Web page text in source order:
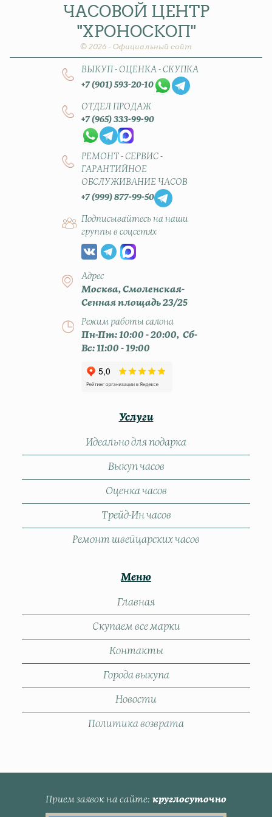
ЧАСОВОЙ ЦЕНТР
"ХРОНОСКОП"
© 2026 - Официальный сайт
ВЫКУП - ОЦЕНКА - СКУПКА
+7 (901) 593-20-10
ОТДЕЛ ПРОДАЖ
+7 (965) 333-99-90
РЕМОНТ - СЕРВИС -
ГАРАНТИЙНОЕ
ОБСЛУЖИВАНИЕ ЧАСОВ
+7 (999) 877-99-50
Подписывайтесь на наши
группы в соцсетях
Адрес
Москва, Смоленская-
Сенная площадь 23/25
Режим работы салона
Пн-Пт: 10:00 - 20:00, Сб-
Вс: 11:00 - 19:00
Услуги
Идеально для подарка
Выкуп часов
Оценка часов
Трейд-Ин часов
Ремонт швейцарских часов
Меню
Главная
Скупаем все марки
Контакты
Города выкупа
Новости
Политика возврата
Прием заявок на сайте круглосуточно